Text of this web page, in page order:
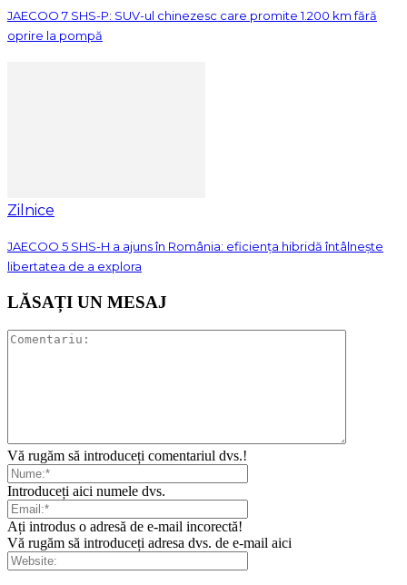
JAECOO 7 SHS-P: SUV-ul chinezesc care promite 1.200 km fără
oprire la pompă
Zilnice
JAECOO 5 SHS-H a ajuns în România: eficiența hibridă întâlnește
libertatea de a explora
LĂSAȚI UN MESAJ
Vă rugăm să introduceți comentariul dvs.!
Introduceți aici numele dvs.
Ați introdus o adresă de e-mail incorectă!
Vă rugăm să introduceți adresa dvs. de e-mail aici